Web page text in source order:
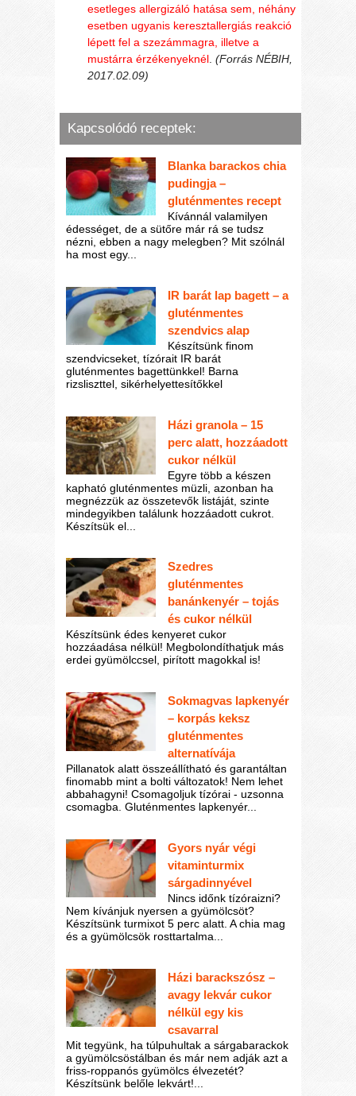
esetleges allergizáló hatása sem, néhány
esetben ugyanis keresztallergiás reakció
lépett fel a szezámmagra, illetve a
mustárra érzékenyeknél .(Forrás NÉBIH,
2017.02.09)
Kapcsolódó receptek:
Blanka barackos chia
pudingja –
gluténmentes recept
Kívánnál valamilyen
édességet, de a sütőre már rá se tudsz
nézni, ebben a nagy melegben? Mit szólnál
ha most egy...
IR barát lap bagett – a
gluténmentes
szendvics alap
Készítsünk finom
szendvicseket, tízórait IR barát
gluténmentes bagettünkkel! Barna
rizsliszttel, sikérhelyettesítőkkel
Házi granola – 15
perc alatt, hozzáadott
cukor nélkül
Egyre több a készen
kapható gluténmentes müzli, azonban ha
megnézzük az összetevők listáját, szinte
mindegyikben találunk hozzáadott cukrot.
Készítsük el...
Szedres
gluténmentes
banánkenyér – tojás
és cukor nélkül
Készítsünk édes kenyeret cukor
hozzáadása nélkül! Megbolondíthatjuk más
erdei gyümölccsel, pirított magokkal is!
Sokmagvas lapkenyér
– korpás keksz
gluténmentes
alternatívája
Pillanatok alatt összeállítható és garantáltan
finomabb mint a bolti változatok! Nem lehet
abbahagyni! Csomagoljuk tízórai - uzsonna
csomagba. Gluténmentes lapkenyér...
Gyors nyár végi
vitaminturmix
sárgadinnyével
Nincs időnk tízóraizni?
Nem kívánjuk nyersen a gyümölcsöt?
Készítsünk turmixot 5 perc alatt. A chia mag
és a gyümölcsök rosttartalma...
Házi barackszósz –
avagy lekvár cukor
nélkül egy kis
csavarral
Mit tegyünk, ha túlpuhultak a sárgabarackok
a gyümölcsöstálban és már nem adják azt a
friss-roppanós gyümölcs élvezetét?
Készítsünk belőle lekvárt!...